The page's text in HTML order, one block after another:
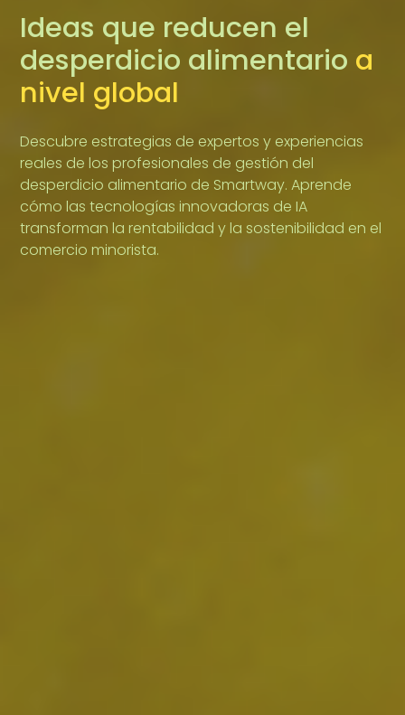
Ideas que reducen el
desperdicio alimentario a
nivel global
Descubre estrategias de expertos y experiencias
reales de los profesionales de gestión del
desperdicio alimentario de Smartway. Aprende
cómo las tecnologías innovadoras de IA
transforman la rentabilidad y la sostenibilidad en el
comercio minorista.